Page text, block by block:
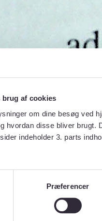
af cookies
om dine besøg ved
hvordan disse bliver
indeholder 3. parts
Præferencer